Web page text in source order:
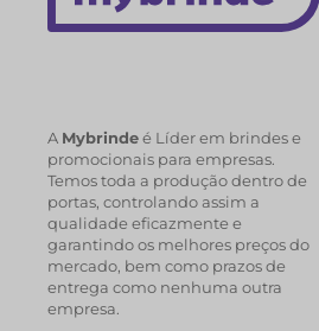
A Mybrindeé Líder em brindes e
promocionais para empresas.
Temos toda a produção dentro de
portas, controlando assim a
qualidade eficazmente e
garantindo os melhores preços do
mercado, bem como prazos de
entrega como nenhuma outra
empresa.